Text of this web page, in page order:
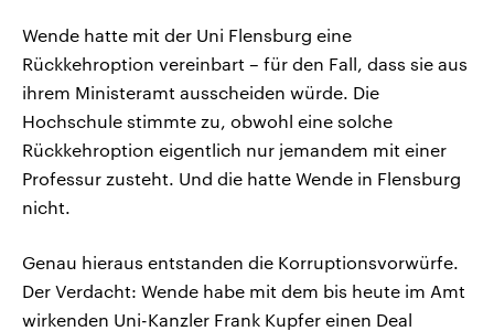
Wende hatte mit der Uni Flensburg eine
Rückkehroption vereinbart – für den Fall, dass sie aus
ihrem Ministeramt ausscheiden würde. Die
Hochschule stimmte zu, obwohl eine solche
Rückkehroption eigentlich nur jemandem mit einer
Professur zusteht. Und die hatte Wende in Flensburg
nicht.
Genau hieraus entstanden die Korruptionsvorwürfe.
Der Verdacht: Wende habe mit dem bis heute im Amt
wirkenden Uni-Kanzler Frank Kupfer einen Deal